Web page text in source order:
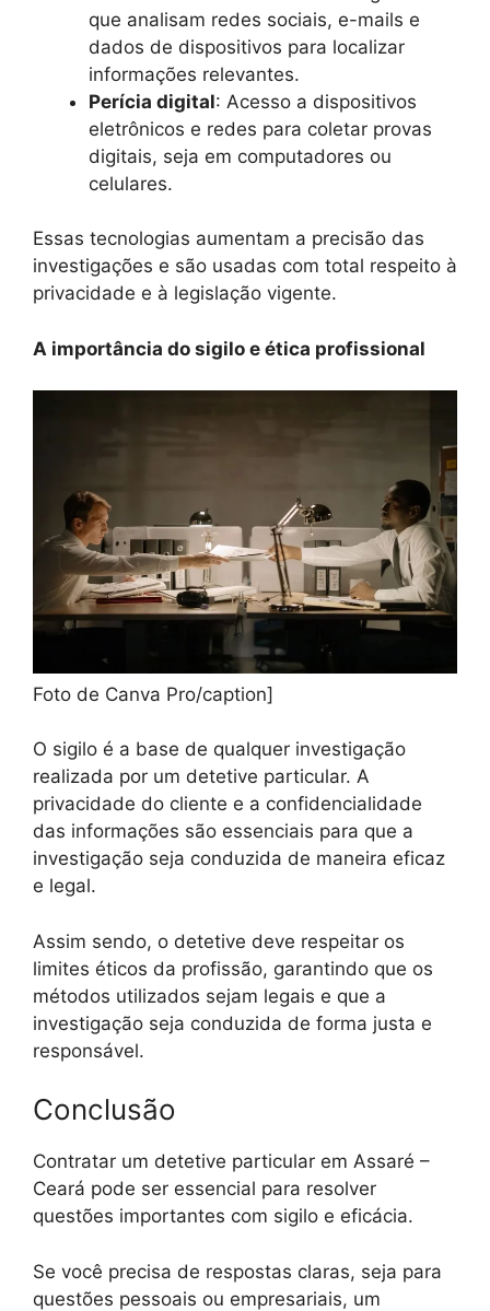
que analisam redes sociais, e-mails e
dados de dispositivos para localizar
informações relevantes.
Perícia digital: Acesso a dispositivos
eletrônicos e redes para coletar provas
digitais, seja em computadores ou
celulares.
Essas tecnologias aumentam a precisão das
investigações e são usadas com total respeito à
privacidade e à legislação vigente.
A importância do sigilo e ética profissional
Foto de Canva Pro/caption]
O sigilo é a base de qualquer investigação
realizada por um detetive particular. A
privacidade do cliente e a confidencialidade
das informações são essenciais para que a
investigação seja conduzida de maneira eficaz
e legal.
Assim sendo, o detetive deve respeitar os
limites éticos da profissão, garantindo que os
métodos utilizados sejam legais e que a
investigação seja conduzida de forma justa e
responsável.
Conclusão
Contratar um detetive particular em Assaré –
Ceará pode ser essencial para resolver
questões importantes com sigilo e eficácia.
Se você precisa de respostas claras, seja para
questões pessoais ou empresariais, um